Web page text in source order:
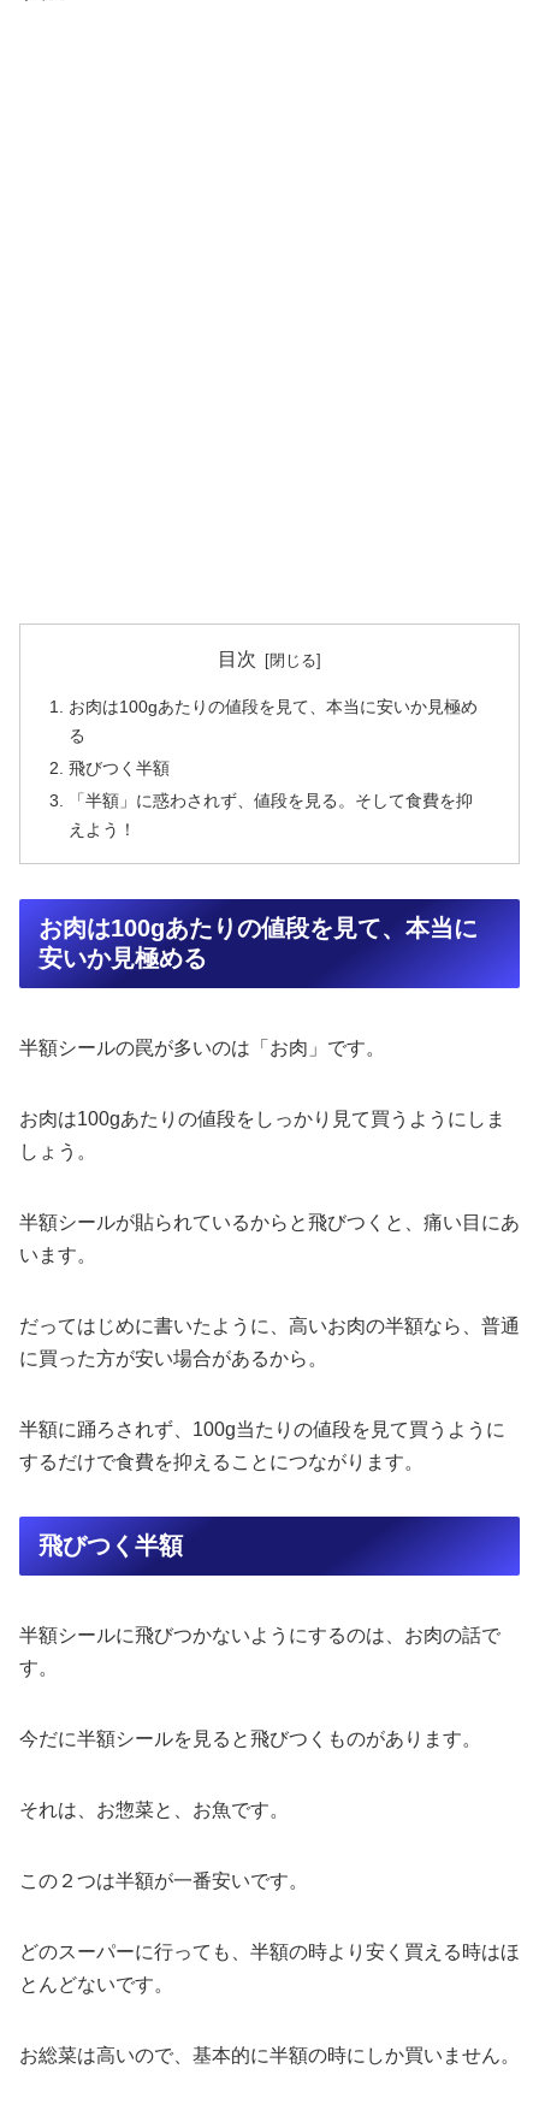
目次
お肉は100gあたりの値段を見て、本当に安いか見極め
る
飛びつく半額
「半額」に惑わされず、値段を見る。そして食費を抑
えよう！
お肉は100gあたりの値段を見て、本当に
安いか見極める
半額シールの罠が多いのは「お肉」です。
お肉は100gあたりの値段をしっかり見て買うようにしま
しょう。
半額シールが貼られているからと飛びつくと、痛い目にあ
います。
だってはじめに書いたように、高いお肉の半額なら、普通
に買った方が安い場合があるから。
半額に踊ろされず、100g当たりの値段を見て買うように
するだけで食費を抑えることにつながります。
飛びつく半額
半額シールに飛びつかないようにするのは、お肉の話で
す。
今だに半額シールを見ると飛びつくものがあります。
それは、お惣菜と、お魚です。
この２つは半額が一番安いです。
どのスーパーに行っても、半額の時より安く買える時はほ
とんどないです。
お総菜は高いので、基本的に半額の時にしか買いません。